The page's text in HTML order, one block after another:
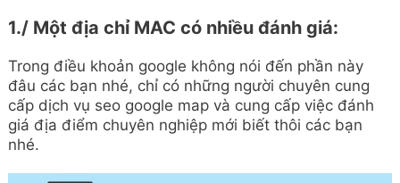
1./ Một địa chỉ MAC có nhiều đánh giá:
Trong điều khoản google không nói đến phần này
đâu các bạn nhé, chỉ có những người chuyên cung
cấp dịch vụ seo google map và cung cấp việc đánh
giá địa điểm chuyên nghiệp mới biết thôi các bạn
nhé.